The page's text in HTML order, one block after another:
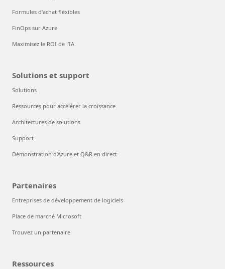
Formules d’achat flexibles
FinOps sur Azure
Maximisez le ROI de l’IA
Solutions et support
Solutions
Ressources pour accélérer la croissance
Architectures de solutions
Support
Démonstration d’Azure et Q&R en direct
Partenaires
Entreprises de développement de logiciels
Place de marché Microsoft
Trouvez un partenaire
Ressources